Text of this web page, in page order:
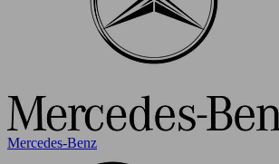
Mercedes-Benz